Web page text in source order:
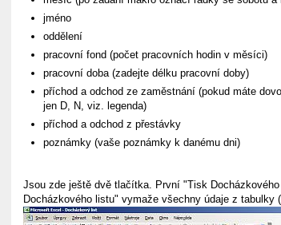
jméno
oddělení
pracovní fond (počet pracovních hodin v měsíci)
pracovní doba (zadejte délku pracovní doby)
příchod a odchod ze zaměstnání (pokud máte
jen D, N, viz. legenda)
příchod a odchod z přestávky
poznámky (vaše poznámky k danému dni)
Jsou zde ještě dvě tlačítka. První "Tisk
Docházkového listu" vymaže všechny údaje z tabulky